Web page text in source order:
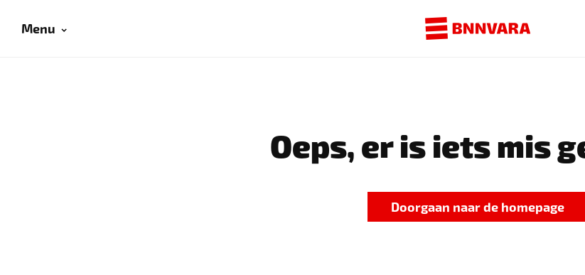
Menu
Oeps, er is iets mis
Doorgaan naar de homepage